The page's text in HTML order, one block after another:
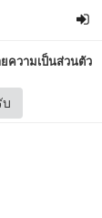
ความเป็นส่วนตัว
บ ระ